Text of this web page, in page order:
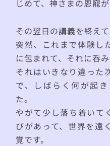
じめて、神さまの恩寵
その翌日の講義を終え
突然、これまで体験し
に包まれて、それに呑み
それはいきなり違った
で、しばらく何が起
た。
やがて少し落ち着いて
びがあって、世界を遠
覚です。